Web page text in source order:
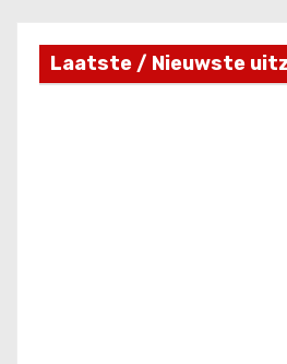
Laatste / Nieuwste